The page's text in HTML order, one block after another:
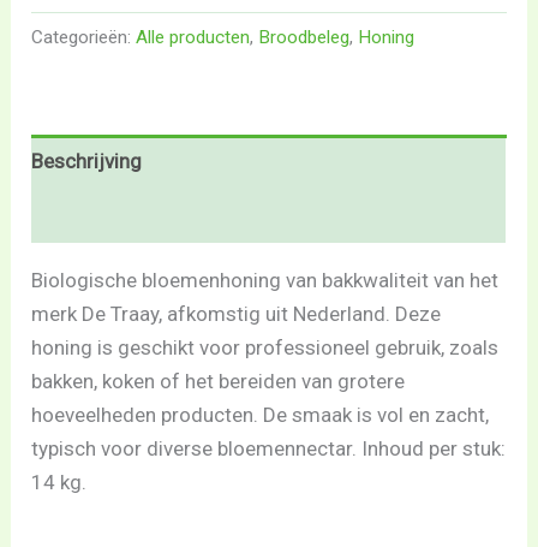
Categorieën:Alle producten, Broodbeleg, Honing
Beschrijving
Biologische bloemenhoning van bakkwaliteit van het
merk De Traay, afkomstig uit Nederland. Deze
honing is geschikt voor professioneel gebruik, zoals
bakken, koken of het bereiden van grotere
hoeveelheden producten. De smaak is vol en zacht,
typisch voor diverse bloemennectar. Inhoud per stuk:
14 kg.